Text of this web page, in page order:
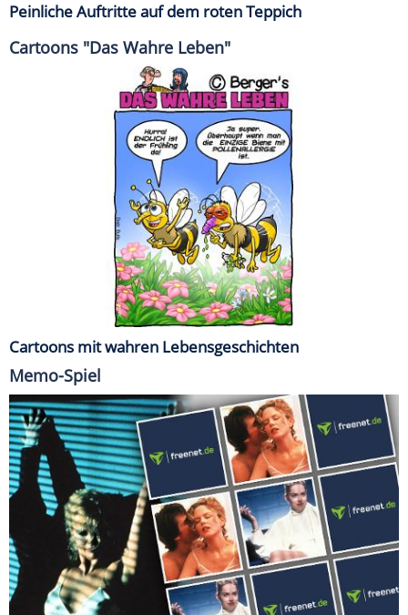
Peinliche Auftritte auf dem roten Teppich
Cartoons "Das Wahre Leben"
Cartoons mit wahren Lebensgeschichten
Memo-Spiel